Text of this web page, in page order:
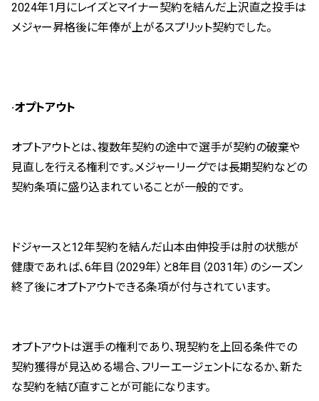
2024年1月にレイズとマイナー契約を結んだ上沢直之投手は
メジャー昇格後に年俸が上がるスプリット契約でした。
·オプトアウト
オプトアウトとは、複数年契約の途中で選手が契約の破棄や
見直しを行える権利です。メジャーリーグでは長期契約などの
契約条項に盛り込まれていることが一般的です。
ドジャースと12年契約を結んだ山本由伸投手は肘の状態が
健康であれば、6年目（2029年）と8年目（2031年）のシーズン
終了後にオプトアウトできる条項が付与されています。
オプトアウトは選手の権利であり、現契約を上回る条件での
契約獲得が見込める場合、フリーエージェントになるか、新た
な契約を結び直すことが可能になります。